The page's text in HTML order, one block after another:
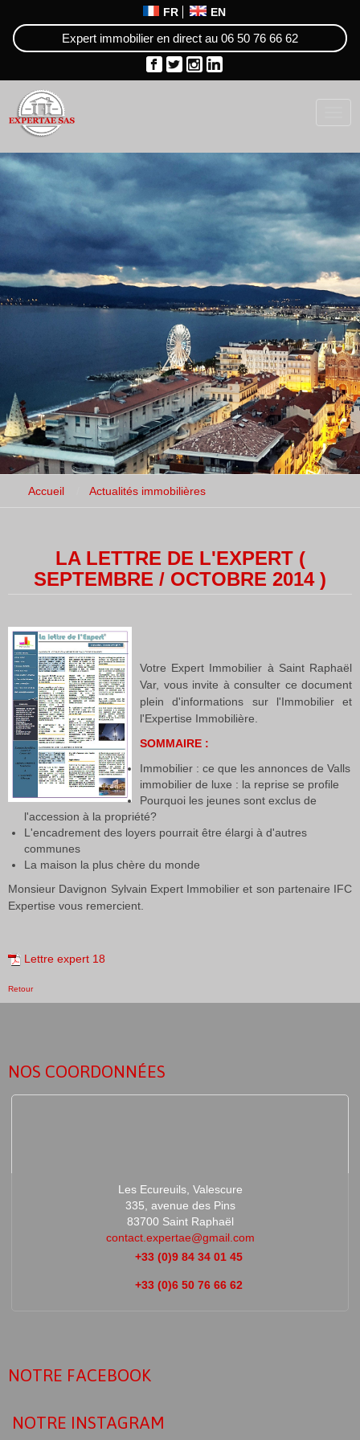
FR EN
Expert immobilier en direct au 06 50 76 66 62
Accueil Actualités immobilières
LA LETTRE DE L'EXPERT (
SEPTEMBRE / OCTOBRE 2014 )
Votre Expert Immobilier à Saint Raphaël
Var, vous invite à consulter ce document
plein d'informations sur l'Immobilier et
l'Expertise Immobilière.
SOMMAIRE :
Immobilier : ce que les annonces de Valls
immobilier de luxe : la reprise se profile
Pourquoi les jeunes sont exclus de
l'accession à la propriété?
L'encadrement des loyers pourrait être élargi à d'autres
communes
La maison la plus chère du monde
Monsieur Davignon Sylvain Expert Immobilier et son partenaire IFC
Expertise vous remercient.
Lettre expert 18
Retour
NOS COORDONNÉES
Les Ecureuils, Valescure
335, avenue des Pins
83700 Saint Raphaël
contact.expertae@gmail.com
+33 (0)9 84 34 01 45
+33 (0)6 50 76 66 62
NOTRE FACEBOOK
NOTRE INSTAGRAM